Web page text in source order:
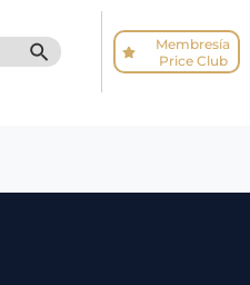
SEARCH BUTTON
Membresía
Price Club